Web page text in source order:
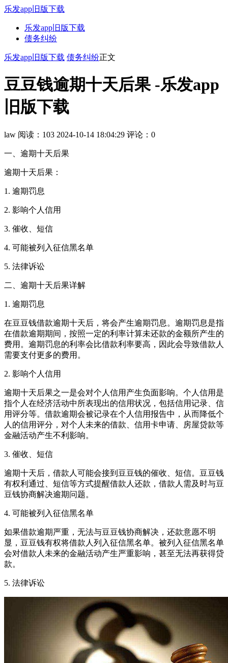
乐发app旧版下载
乐发app旧版下载
债务纠纷
乐发app旧版下载 债务纠纷正文
豆豆钱逾期十天后果 -乐发app
旧版下载
law 阅读：103 2024-10-14 18:04:29 评论：0
一、逾期十天后果
逾期十天后果：
1. 逾期罚息
2. 影响个人信用
3. 催收、短信
4. 可能被列入征信黑名单
5. 法律诉讼
二、逾期十天后果详解
1. 逾期罚息
在豆豆钱借款逾期十天后，将会产生逾期罚息。逾期罚息是指
在借款逾期期间，按照一定的利率计算未还款的金额所产生的
费用。逾期罚息的利率会比借款利率要高，因此会导致借款人
需要支付更多的费用。
2. 影响个人信用
逾期十天后果之一是会对个人信用产生负面影响。个人信用是
指个人在经济活动中所表现出的信用状况，包括信用记录、信
用评分等。借款逾期会被记录在个人信用报告中，从而降低个
人的信用评分，对个人未来的借款、信用卡申请、房屋贷款等
金融活动产生不利影响。
3. 催收、短信
逾期十天后，借款人可能会接到豆豆钱的催收、短信。豆豆钱
有权利通过、短信等方式提醒借款人还款，借款人需及时与豆
豆钱协商解决逾期问题。
4. 可能被列入征信黑名单
如果借款逾期严重，无法与豆豆钱协商解决，还款意愿不明
显，豆豆钱有权将借款人列入征信黑名单。被列入征信黑名单
会对借款人未来的金融活动产生严重影响，甚至无法再获得贷
款。
5. 法律诉讼